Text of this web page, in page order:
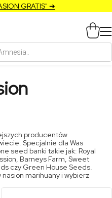
GRATIS" ➔
producentów
Specjalnie dla Was
seed banki takie jak: Royal
Barneys Farm, Sweet
czy Green House Seeds.
marihuany i wybierz